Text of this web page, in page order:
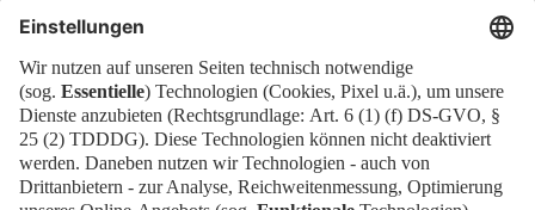
kathleen.koblenz@messe-berlin.de
MW-Leitung